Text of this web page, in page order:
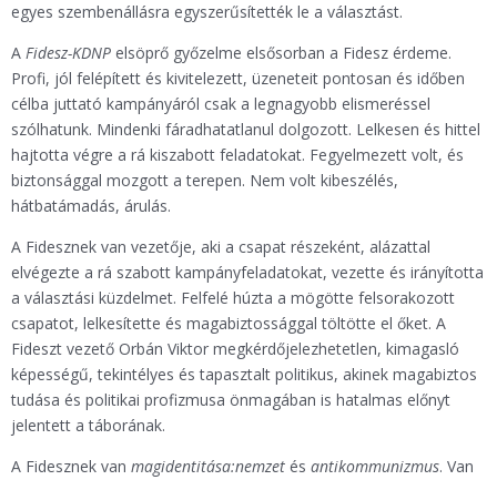
egyes szembenállásra egyszerűsítették le a választást.
A Fidesz-KDNP elsöprő győzelme elsősorban a Fidesz érdeme.
Profi, jól felépített és kivitelezett, üzeneteit pontosan és időben
célba juttató kampányáról csak a legnagyobb elismeréssel
szólhatunk. Mindenki fáradhatatlanul dolgozott. Lelkesen és hittel
hajtotta végre a rá kiszabott feladatokat. Fegyelmezett volt, és
biztonsággal mozgott a terepen. Nem volt kibeszélés,
hátbatámadás, árulás.
A Fidesznek van vezetője, aki a csapat részeként, alázattal
elvégezte a rá szabott kampányfeladatokat, vezette és irányította
a választási küzdelmet. Felfelé húzta a mögötte felsorakozott
csapatot, lelkesítette és magabiztossággal töltötte el őket. A
Fideszt vezető Orbán Viktor megkérdőjelezhetetlen, kimagasló
képességű, tekintélyes és tapasztalt politikus, akinek magabiztos
tudása és politikai profizmusa önmagában is hatalmas előnyt
jelentett a táborának.
A Fidesznek van magidentitása:nemzet és antikommunizmus. Van